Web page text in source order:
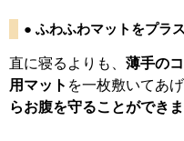
● ふわふわマットをプラス
直に寝るよりも、 薄手の
用マット を一枚敷いてあげ
らお腹を守ることができま